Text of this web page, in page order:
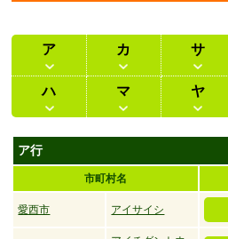
ア カ サ
ハ マ ヤ
ア行
市町村名
愛西市 アイサイシ